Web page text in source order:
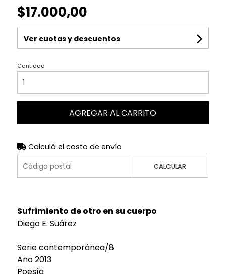
$17.000,00
Ver cuotas y descuentos
Cantidad
AGREGAR AL CARRITO
Calculá el costo de envío
CALCULAR
Sufrimiento de otro en su cuerpo
Diego E. Suárez
Serie contemporánea/8
Año 2013
Poesía